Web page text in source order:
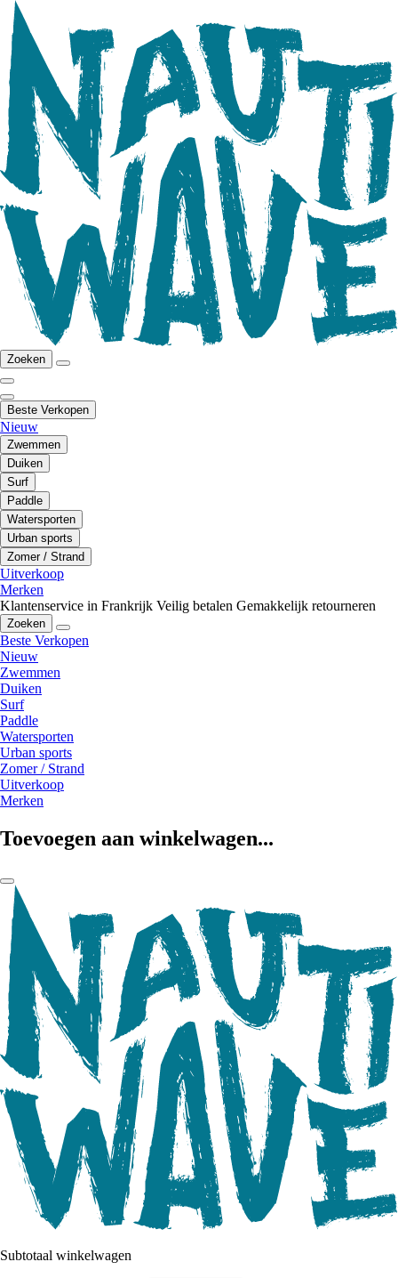
Zoeken
Beste Verkopen
Nieuw
Zwemmen
Duiken
Surf
Paddle
Watersporten
Urban sports
Zomer / Strand
Uitverkoop
Merken
Klantenservice in Frankrijk Veilig betalen Gemakkelijk retourneren
Zoeken
Beste Verkopen
Nieuw
Zwemmen
Duiken
Surf
Paddle
Watersporten
Urban sports
Zomer / Strand
Uitverkoop
Merken
Toevoegen aan winkelwagen...
Subtotaal winkelwagen